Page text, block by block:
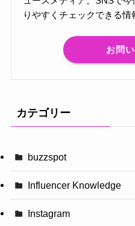
りやすくチェックできる情
お問
カテゴリー
buzzspot
Influencer Knowledge
Instagram